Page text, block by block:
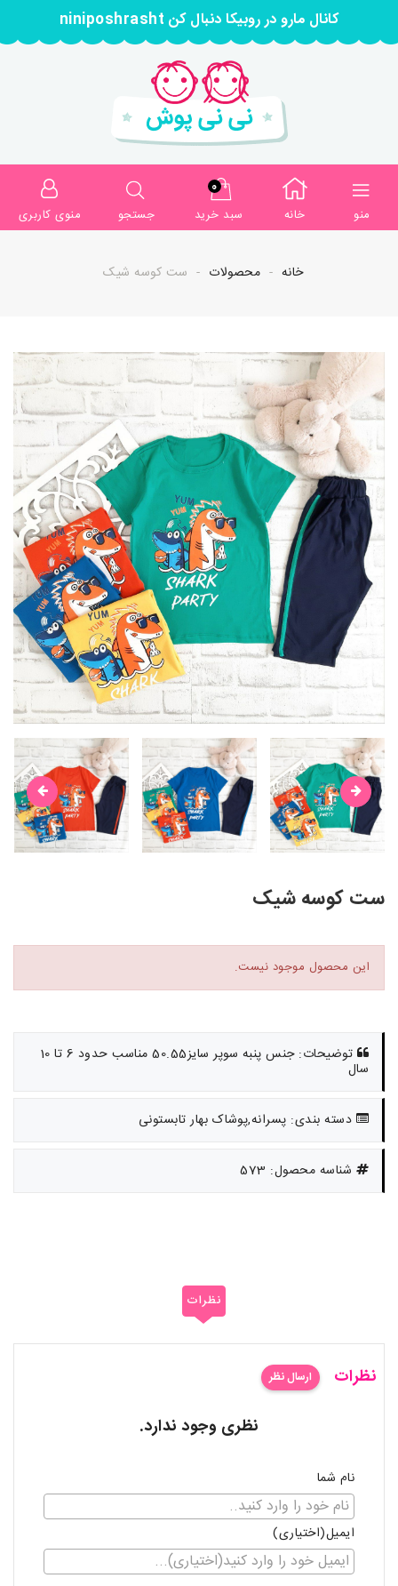
کانال مارو در روبیکا دنبال کن niniposhrasht
منو خانه
0
سبد خرید
جستجو منوی کاربری
خانه محصولات ست کوسه شیک
ست کوسه شیک
این محصول موجود نیست.
توضیحات: جنس پنبه سوپر سایز50.55 مناسب حدود 6 تا 10
سال
دسته بندی: پسرانه,پوشاک بهار تابستونی
شناسه محصول: 573
نظرات
نظرات ارسال نظر
نظری وجود ندارد.
نام شما
ایمیل(اختیاری)